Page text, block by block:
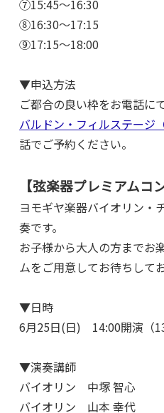
⑦15:45〜16:30
⑧16:30〜17:15
⑨17:15〜18:00
▼申込方法
ご都合の良い枠をお電話に
バルドン・フィルステージ
話でご予約ください。
【弦楽器プレミアムコ
ヨモギヤ楽器バイオリン・
奏です。
お子様から大人の方までお
ムをご用意してお待ちして
▼日時
6月25日(日) 14:00開演（
▼演奏講師
バイオリン 中塚 智心
バイオリン 山本 幸代